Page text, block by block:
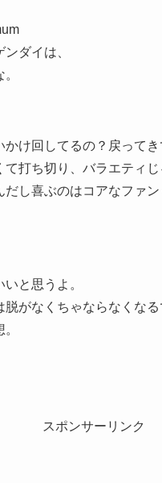
ダイは、
かけ回してるの？戻って
て打ち切り、バラエティ
だし喜ぶのはコアなファ
と思うよ。
脱がなくちゃならなくなる
スポンサーリンク